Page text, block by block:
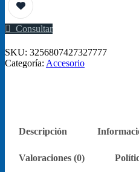
velocidades,
18
velocidades,
21
velocidades,
gancho
ocular
Consultar
SKU: 3256807427327777
Categoría: Accesorio
Descripción
Valoraciones (0)